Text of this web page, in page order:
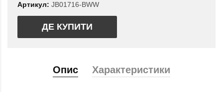
Артикул: JB01716-BWW
ДЕ КУПИТИ
Опис Характеристики